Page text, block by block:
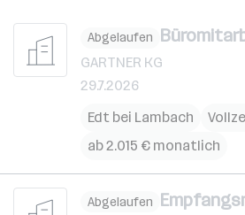
Abgelaufen
GARTNER KG
29.7.2026
Edt bei Lambach
ab 2.015 € monatlich
Abgelaufen